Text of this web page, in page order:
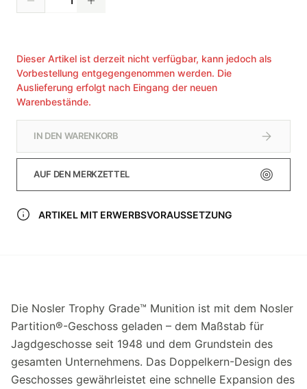
Dieser Artikel ist derzeit nicht verfügbar, kann jedoch als
Vorbestellung entgegengenommen werden. Die
Auslieferung erfolgt nach Eingang der neuen
Warenbestände.
IN DEN WARENKORB
AUF DEN MERKZETTEL
ARTIKEL MIT ERWERBSVORAUSSETZUNG
Die Nosler Trophy Grade™ Munition ist mit dem Nosler
Partition®-Geschoss geladen – dem Maßstab für
Jagdgeschosse seit 1948 und dem Grundstein des
gesamten Unternehmens. Das Doppelkern-Design des
Geschosses gewährleistet eine schnelle Expansion des